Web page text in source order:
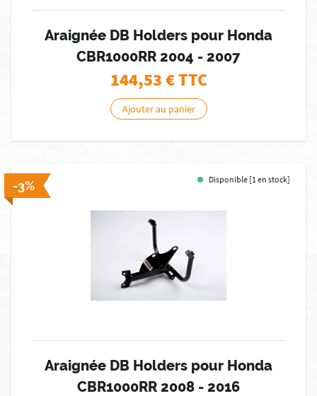
Araignée DB Holders pour Honda
CBR1000RR 2004 - 2007
144,53€ TTC
Ajouter au panier
-3% Disponible [1 en stock]
Araignée DB Holders pour Honda
CBR1000RR 2008 - 2016